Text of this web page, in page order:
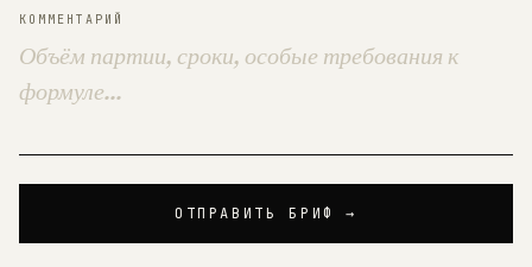
КОММЕНТАРИЙ
ОТПРАВИТЬ БРИФ →